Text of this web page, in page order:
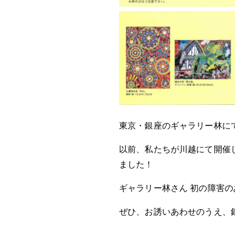
東京・銀座のギャラリー林に
以前、私たちが川越にて開
ました！
ギャラリー林さん 初の障害
ぜひ、お誘いあわせのうえ、